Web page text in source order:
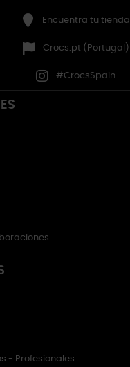
Encuentra tu tienda
Crocs.pt (Portugal)
#CrocsSpain
- Profesionales